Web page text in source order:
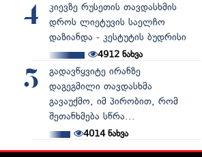
4
კიევზე რუსეთის თავდასხმის
დროს ლიეტუვის საელჩო
დაზიანდა - კესტუტის ბუდრისი
4912ნახვა
5
გადავწყვიტე ირანზე
დაგეგმილი თავდასხმა
გავაუქმო, იმ პირობით, რომ
შეთანხმება სწრა...
4014ნახვა